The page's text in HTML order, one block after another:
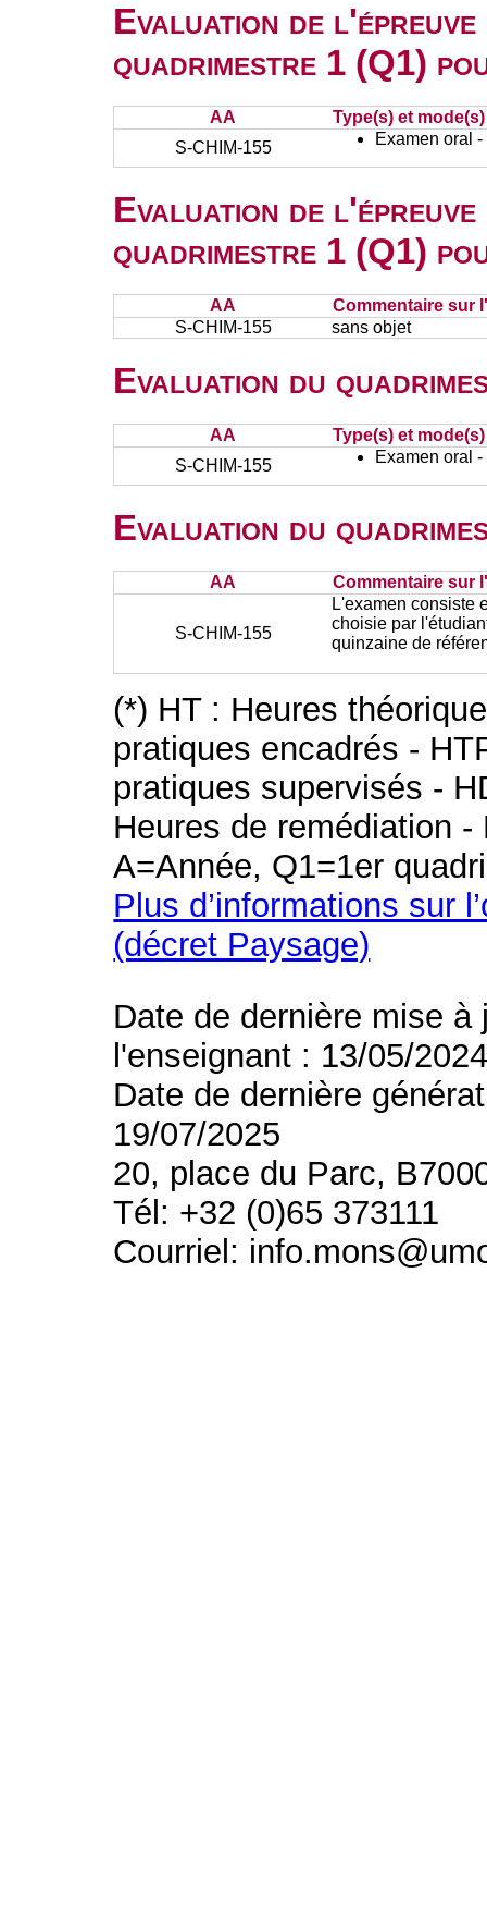
Evaluation de
quadrimestre 1 (Q1)
AA
Type(s) et
S-CHIM-155
Examen oral
Evaluation de
quadrimestre 1 (Q1)
AA
Commentaire sur
S-CHIM-155
sans objet
Evaluation du
AA
Type(s) et
S-CHIM-155
Examen oral
Evaluation du
AA Commentaire sur
S-CHIM-155
L'examen consiste
choisie par
quinzaine de
(*) HT : Heures
pratiques encadrés -
pratiques supervisés -
Heures de remédiation
A=Année, Q1=1er
Plus d’informations sur
(décret Paysage)
Date de dernière mise
l'enseignant : 13/05/
Date de dernière
19/07/2025
20, place du Parc,
Tél: +32 (0)65 373111
Courriel: